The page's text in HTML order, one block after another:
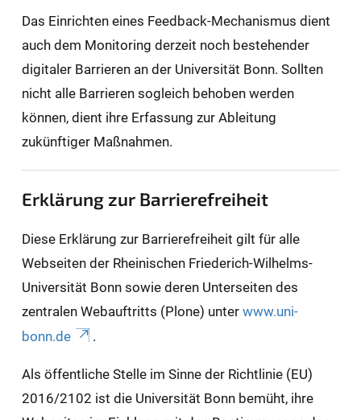
Das Einrichten eines Feedback-Mechanismus dient
auch dem Monitoring derzeit noch bestehender
digitaler Barrieren an der Universität Bonn. Sollten
nicht alle Barrieren sogleich behoben werden
können, dient ihre Erfassung zur Ableitung
zukünftiger Maßnahmen.
Erklärung zur Barrierefreiheit
Diese Erklärung zur Barrierefreiheit gilt für alle
Webseiten der Rheinischen Friederich-Wilhelms-
Universität Bonn sowie deren Unterseiten des
zentralen Webauftritts (Plone) unter www.uni-
bonn.de
.
Als öffentliche Stelle im Sinne der Richtlinie (EU)
2016/2102 ist die Universität Bonn bemüht, ihre